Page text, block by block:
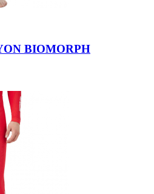
BIOMORPH